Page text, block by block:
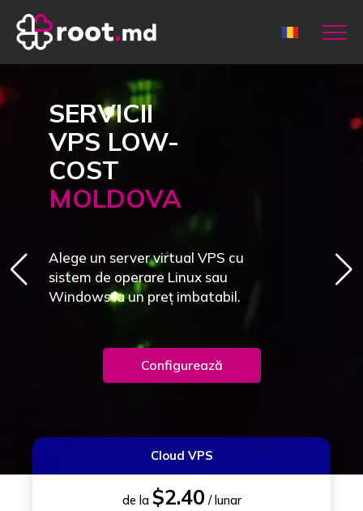
SERVICII
VPS LOW-
COST
MOLDOVA
Alege un server virtual VPS cu
sistem de operare Linux sau
Windows la un preț imbatabil.
Configurează
Cloud VPS
de la $2.40 / lunar